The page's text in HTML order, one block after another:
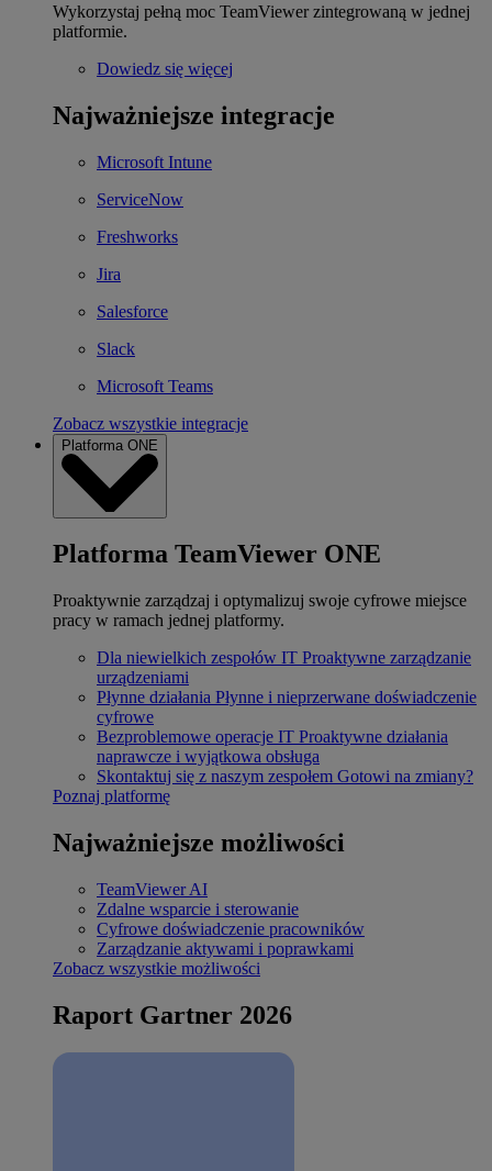
Wykorzystaj pełną moc TeamViewer zintegrowaną w jednej
platformie.
Dowiedz się więcej
Najważniejsze integracje
Microsoft Intune
ServiceNow
Freshworks
Jira
Salesforce
Slack
Microsoft Teams
Zobacz wszystkie integracje
Platforma ONE
Platforma TeamViewer ONE
Proaktywnie zarządzaj i optymalizuj swoje cyfrowe miejsce
pracy w ramach jednej platformy.
Dla niewielkich zespołów IT Proaktywne zarządzanie
urządzeniami
Płynne działania Płynne i nieprzerwane doświadczenie
cyfrowe
Bezproblemowe operacje IT Proaktywne działania
naprawcze i wyjątkowa obsługa
Skontaktuj się z naszym zespołem Gotowi na zmiany?
Poznaj platformę
Najważniejsze możliwości
TeamViewer AI
Zdalne wsparcie i sterowanie
Cyfrowe doświadczenie pracowników
Zarządzanie aktywami i poprawkami
Zobacz wszystkie możliwości
Raport Gartner 2026